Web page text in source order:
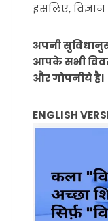
इसलिए,
अपनी
आपके सभी
और गोपनीये है।
ENGLISH